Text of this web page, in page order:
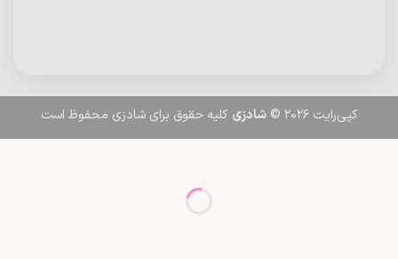
کپی‌رایت 2026 © شادزی کلیه حقوق برای شادزی محفوظ است